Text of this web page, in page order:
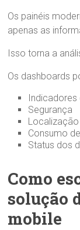
Os painéis
apenas as
Isso torna a
Os dashboards
Indicadores
Segurança
Localização
Consumo
Status dos
Como
solução
mobile